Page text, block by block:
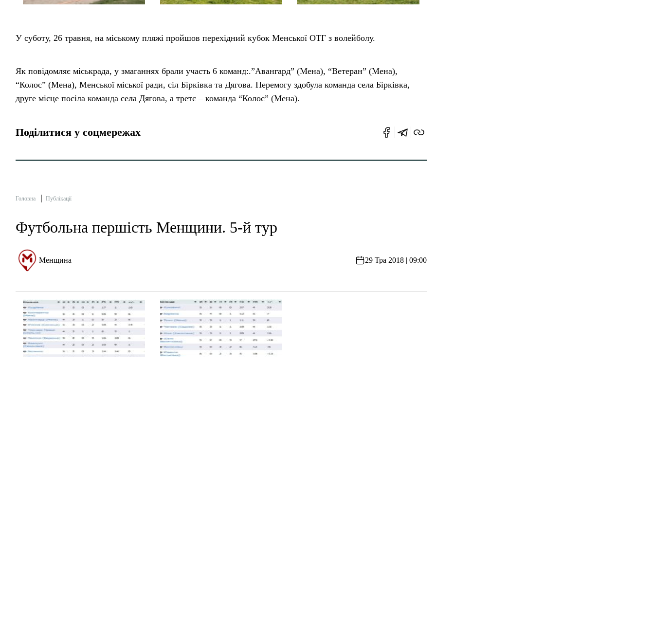
У суботу, 26 травня, на міському пляжі пройшов перехідний кубок Менської ОТГ з волейболу.
Як повідомляє міськрада, у змаганнях брали участь 6 команд:.”Авангард” (Мена), “Ветеран” (Мена),
“Колос” (Мена), Менської міської ради, сіл Бірківка та Дягова. Перемогу здобула команда села Бірківка,
друге місце посіла команда села Дягова, а третє – команда “Колос” (Мена).
Поділитися у соцмережах
Головна Публікації
Футбольна першість Менщини. 5-й тур
Менщина 29 Тра 2018 | 09:00